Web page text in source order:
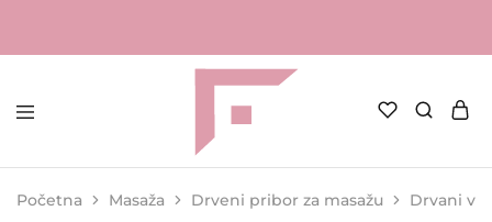
FAME
Profesionalna
za
kozmetičke
Početna Masaža Drveni pribor za masažu Drvani